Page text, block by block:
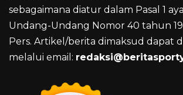
sebagaimana diatur dalam Pasal 1
Undang-Undang Nomor 40 tahun
Pers. Artikel/berita dimaksud dapat
melalui email: